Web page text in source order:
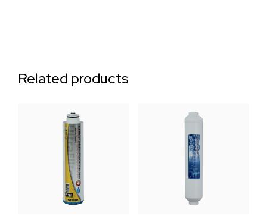
Related products